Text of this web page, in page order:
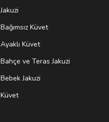
Jakuzi
Bağımsız Küvet
Ayaklı Küvet
Bahçe ve Teras Jakuzi
Bebek Jakuzi
Küvet